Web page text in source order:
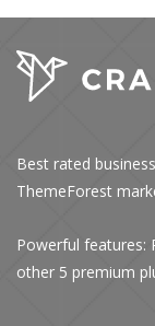
Best rated
ThemeForest
Powerful features:
other 5 premium